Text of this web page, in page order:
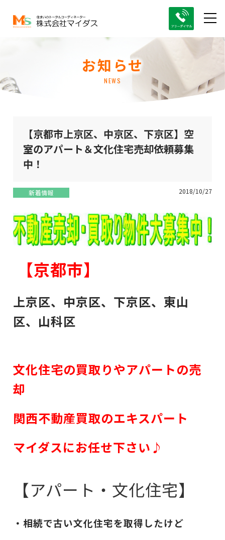
お知らせ
NEWS
【京都市上京区、中京区、下京区】空
室のアパート＆文化住宅売却依頼募集
中！
新着情報 2018/10/27
【京都市】
上京区、中京区、下京区、東山
区、山科区
文化住宅の買取りやアパートの売
却
関西不動産買取のエキスパート
マイダスにお任せ下さい♪
【アパート・文化住宅】
・相続で古い文化住宅を取得したけど